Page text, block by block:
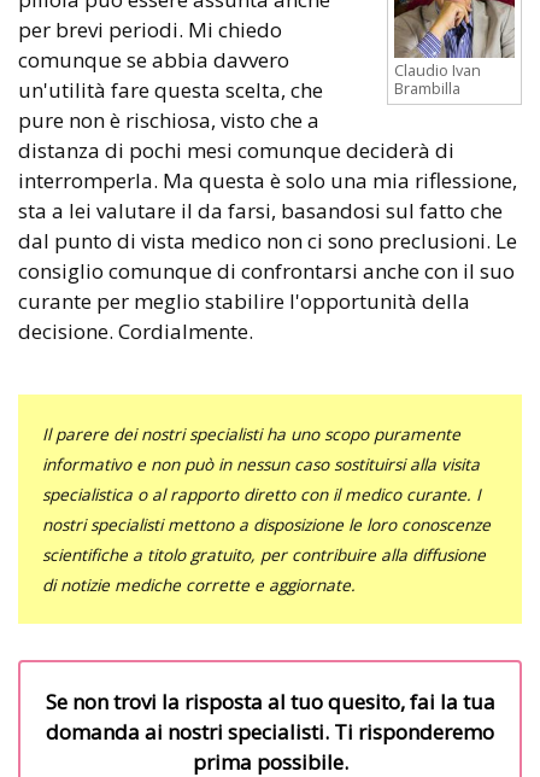
Claudio Ivan
Brambilla
per brevi periodi. Mi chiedo
comunque se abbia davvero
un'utilità fare questa scelta, che
pure non è rischiosa, visto che a
distanza di pochi mesi comunque deciderà di
interromperla. Ma questa è solo una mia riflessione,
sta a lei valutare il da farsi, basandosi sul fatto che
dal punto di vista medico non ci sono preclusioni. Le
consiglio comunque di confrontarsi anche con il suo
curante per meglio stabilire l'opportunità della
decisione. Cordialmente.
Il parere dei nostri specialisti ha uno scopo puramente
informativo e non può in nessun caso sostituirsi alla visita
specialistica o al rapporto diretto con il medico curante. I
nostri specialisti mettono a disposizione le loro conoscenze
scientifiche a titolo gratuito, per contribuire alla diffusione
di notizie mediche corrette e aggiornate.
Se non trovi la risposta al tuo quesito, fai la tua
domanda ai nostri specialisti. Ti risponderemo
prima possibile.